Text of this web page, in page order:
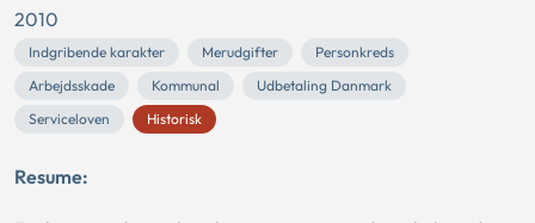
2010
Indgribende karakter Merudgifter
Personkreds
Arbejdsskade
Kommunal
Udbetaling Danmark
Serviceloven
Historisk
Resume: